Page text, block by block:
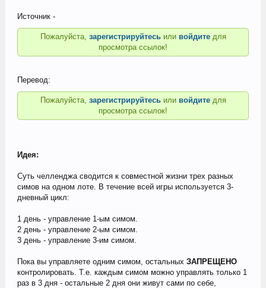
Источник -
Пожалуйста, зарегистрируйтесьили войдите для
просмотра ссылок!
Перевод:
Пожалуйста, зарегистрируйтесьили войдите для
просмотра ссылок!
Идея:
Суть челленджа сводится к совместной жизни трех разных
симов на одном лоте. В течение всей игры используется 3-
дневный цикл:
1 день - управление 1-ым симом.
2 день - управление 2-ым симом.
3 день - управление 3-им симом.
Пока вы управляете одним симом, остальных ЗАПРЕЩЕНО
контролировать. Т.е. каждым симом можно управлять только 1
раз в 3 дня - остальные 2 дня они живут сами по себе,